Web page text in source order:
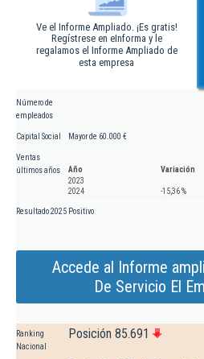
Ve el Informe Ampliado. ¡Es gratis!
Regístrese en eInforma y le
regalamos el Informe Ampliado de
esta empresa
Número de
empleados
Capital Social Mayor de 60.000 €
Ventas
últimos años
Año
Variación
2023
2024
-15,36 %
Resultado 2025 Positivo
Accede al Informe
De Servicio El
Ranking
Nacional
Posición 85.691